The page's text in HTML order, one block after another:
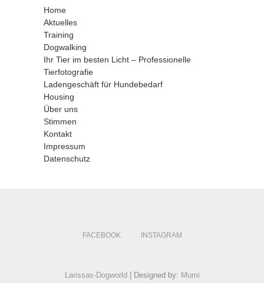
Home
Aktuelles
Training
Dogwalking
Ihr Tier im besten Licht – Professionelle
Tierfotografie
Ladengeschäft für Hundebedarf
Housing
Über uns
Stimmen
Kontakt
Impressum
Datenschutz
FACEBOOK INSTAGRAM
Larissas-Dogworld | Designed by: Mumi